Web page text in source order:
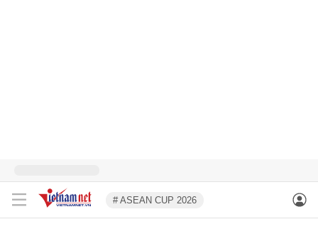
# ASEAN CUP 2026